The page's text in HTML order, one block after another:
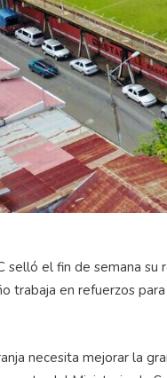
selló el fin de semana
trabaja en refuerzos
necesita mejorar la